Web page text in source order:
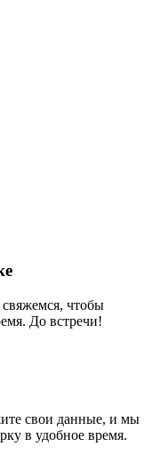
чтобы
До встречи!
свои данные, и мы
в удобное время.